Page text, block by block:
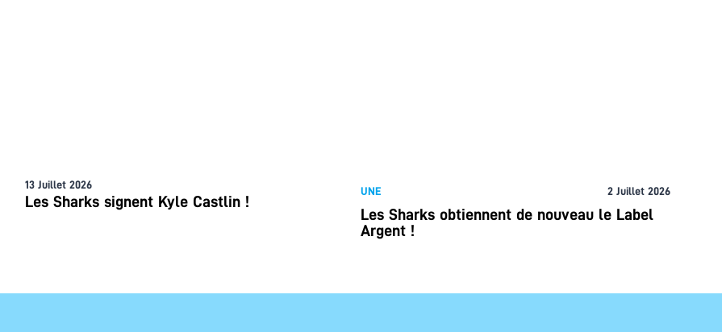
13 Juillet 2026
Les Sharks signent Kyle Castlin !
UNE 2 Juillet 2026
Les Sharks obtiennent de nouveau le Label
Argent !